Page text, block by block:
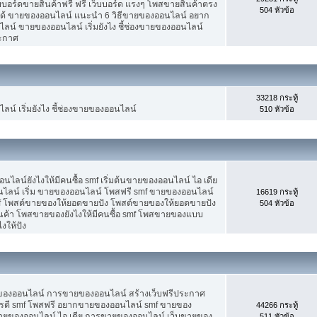
อร์ดขายสินค้าฟรี ฟรี เว็บบอร์ด แรงๆ โพสขายสินค้าตรง
ขายของออนไลน์ แนะนำ 6 วิธีขายของออนไลน์ อยาก
น์ ขายของออนไลน์ เริ่มยังไง ชี้ช่องขายของออนไลน์
กาศ
504 หัวข้อ
น์ เริ่มยังไง ชี้ช่องขายของออนไลน์
33218 กระทู้
510 หัวข้อ
ไลน์ยังไงให้มีคนซื้อ smf เริ่มต้นขายของออนไลน์ ไอ เดีย
ลน์ เริ่ม ขายของออนไลน์ โพสฟรี smf ขายของออนไลน์
พสต์ขายของให้ยอดขายปัง โพสต์ขายของให้ยอดขายปัง
า โพสขายของยังไงให้มีคนซื้อ smf โพสขายของแบบ
ให้ปัง
16619 กระทู้
504 หัวข้อ
งออนไลน์ การขายของออนไลน์ สร้างเว็บฟรีประกาศ
ดี smf โพสฟรี อยากขายของออนไลน์ smf ขายของ
44266 กระทู้